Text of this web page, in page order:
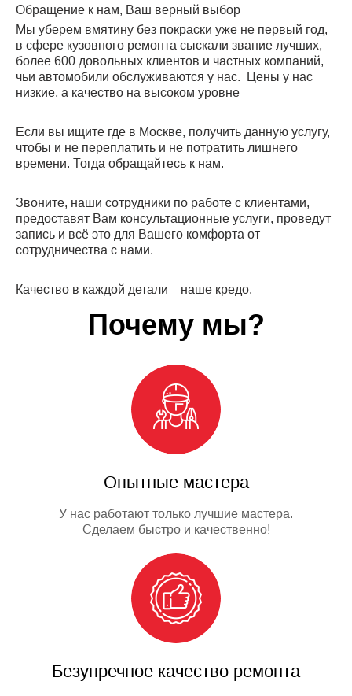
Обращение к нам, Ваш верный выбор
Мы уберем вмятину без покраски уже не первый год,
в сфере кузовного ремонта сыскали звание лучших,
более 600 довольных клиентов и частных компаний,
чьи автомобили обслуживаются у нас. Цены у нас
низкие, а качество на высоком уровне
Если вы ищите где в Москве, получить данную услугу,
чтобы и не переплатить и не потратить лишнего
времени. Тогда обращайтесь к нам.
Звоните, наши сотрудники по работе с клиентами,
предоставят Вам консультационные услуги, проведут
запись и всё это для Вашего комфорта от
сотрудничества с нами.
Качество в каждой детали – наше кредо.
Почему мы?
Опытные мастера
У нас работают только лучшие мастера.
Сделаем быстро и качественно!
Безупречное качество ремонта